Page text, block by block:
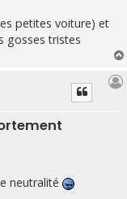
petites voiture) et
gosses tristes
neutralité